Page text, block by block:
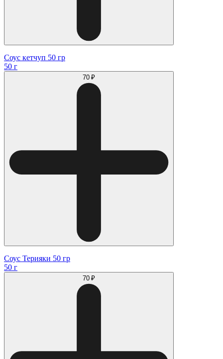
Соус кетчуп 50 гр
50 г
70 ₽
Соус Терияки 50 гр
50 г
70 ₽